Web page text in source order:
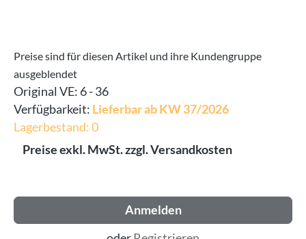
Preise sind für diesen Artikel und ihre Kundengruppe
ausgeblendet
Original VE: 6 - 36
Verfügbarkeit: Lieferbar ab KW 37/2026
Lagerbestand: 0
Preise exkl. MwSt. zzgl. Versandkosten
Anmelden